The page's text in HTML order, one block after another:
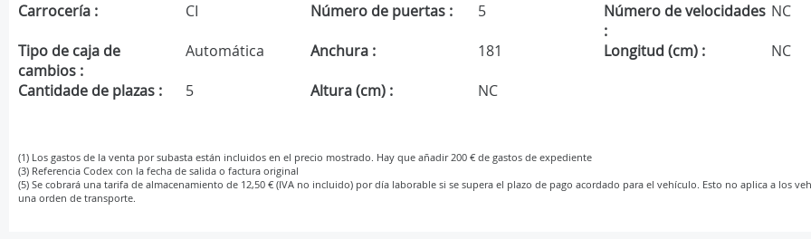
Carrocería : CI Número de puertas : 5
Número de velocidades
:
NC
Tipo de caja de
cambios :
Automática Anchura : 181 Longitud (cm) :
NC
Cantidade de plazas :
5 Altura (cm) : NC
(1) Los gastos de la venta por subasta están incluidos en el precio mostrado. Hay que añadir 200 € de gastos de expediente
(3) Referencia Codex con la fecha de salida o factura original
(5) Se cobrará una tarifa de almacenamiento de 12,50 € (IVA no incluido) por día laborable si se supera el plazo de pago acordado para el vehículo. Esto no aplica a los
una orden de transporte.